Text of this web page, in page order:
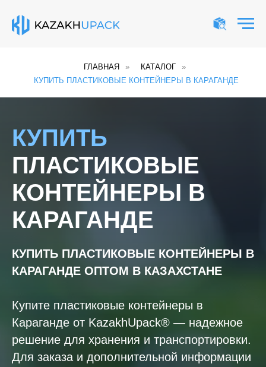
ГЛАВНАЯ » КАТАЛОГ
»
КУПИТЬ ПЛАСТИКОВЫЕ КОНТЕЙНЕРЫ В КАРАГАНДЕ
КУПИТЬ
ПЛАСТИКОВЫЕ
КОНТЕЙНЕРЫ В
КАРАГАНДЕ
КУПИТЬ ПЛАСТИКОВЫЕ КОНТЕЙНЕРЫ В
КАРАГАНДЕ ОПТОМ В КАЗАХСТАНЕ
Купите пластиковые контейнеры в
Караганде от KazakhUpack® — надежное
решение для хранения и транспортировки.
Для заказа и дополнительной информации